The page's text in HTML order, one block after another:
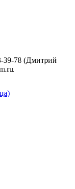
39-78 (Дмитрий